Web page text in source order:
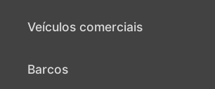
Veículos comerciais
Barcos